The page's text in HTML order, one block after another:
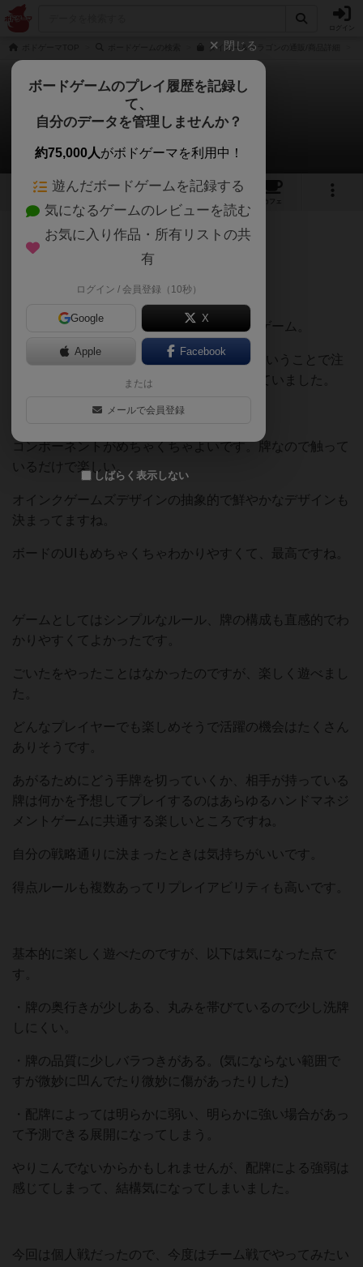
タイガー＆ドラゴンの通販/商品詳細
タイガー＆ドラゴン
Yohey373さんのレビュー
12 3 37
カフェ
562名 0名 0 4年以上前
4人個人戦で遊びました。
伝統ゲームのごいたインスパイアのボードゲーム。
アークライトゲームズ×オインクゲームズということで注
目度高くて自分もめちゃくちゃ楽しみにしていました。
コンポーネントがめちゃくちゃよいです。牌なので触って
いるだけで楽しい。
オインクゲームズデザインの抽象的で鮮やかなデザインも
決まってますね。
ボードのUIもめちゃくちゃわかりやすくて、最高ですね。
ゲームとしてはシンプルなルール、牌の構成も直感的でわ
かりやすくてよかったです。
ごいたをやったことはなかったのですが、楽しく遊べまし
た。
どんなプレイヤーでも楽しめそうで活躍の機会はたくさん
ありそうです。
あがるためにどう手牌を切っていくか、相手が持っている
牌は何かを予想してプレイするのはあらゆるハンドマネジ
メントゲームに共通する楽しいところですね。
自分の戦略通りに決まったときは気持ちがいいです。
得点ルールも複数あってリプレイアビリティも高いです。
基本的に楽しく遊べたのですが、以下は気になった点で
す。
・牌の奥行きが少しある、丸みを帯びているので少し洗牌
しにくい。
・牌の品質に少しバラつきがある。(気にならない範囲で
すが微妙に凹んでたり微妙に傷があったりした)
・配牌によっては明らかに弱い、明らかに強い場合があっ
て予測できる展開になってしまう。
やりこんでないからかもしれませんが、配牌による強弱は
感じてしまって、結構気になってしまいました。
今回は個人戦だったので、今度はチーム戦でやってみたい
閉じる
ボードゲームのプレイ履歴を記録し
て、
自分のデータを管理しませんか？
約75,000人がボドゲーマを利用中！
遊んだボードゲームを記録する
気になるゲームのレビューを読む
お気に入り作品・所有リストの共
有
ログイン / 会員登録（10秒）
Google X
Apple Facebook
または
メールで会員登録
しばらく表示しない